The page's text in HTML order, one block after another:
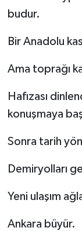
budur.
Bir Anadolu
Ama toprağı
Hafızası
konuşmaya
Sonra tarih
Demiryolları
Yeni ulaşım
Ankara büyür.